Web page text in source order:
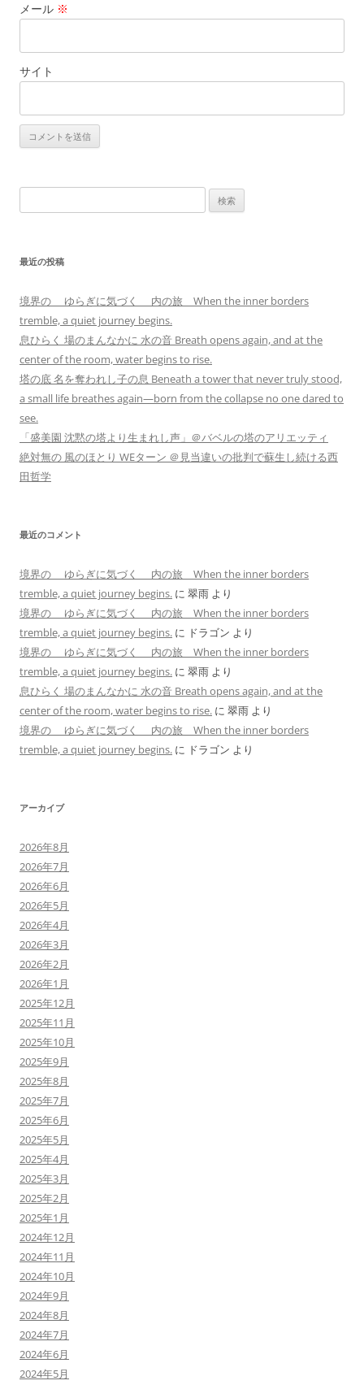
メール ※
サイト
索:
最近の投稿
境界の ゆらぎに気づく 内の旅 When the inner borders
tremble, a quiet journey begins.
息ひらく 場のまんなかに 水の音 Breath opens again, and at the
center of the room, water begins to rise.
塔の底 名を奪われし子の息 Beneath a tower that never truly stood,
a small life breathes again—born from the collapse no one dared to
see.
「盛美園 沈黙の塔より生まれし声」＠バベルの塔のアリエッティ
絶対無の 風のほとり WEターン ＠見当違いの批判で蘇生し続ける西
田哲学
最近のコメント
境界の ゆらぎに気づく 内の旅 When the inner borders
tremble, a quiet journey begins. に 翠雨 より
境界の ゆらぎに気づく 内の旅 When the inner borders
tremble, a quiet journey begins. に ドラゴン より
境界の ゆらぎに気づく 内の旅 When the inner borders
tremble, a quiet journey begins. に 翠雨 より
息ひらく 場のまんなかに 水の音 Breath opens again, and at the
center of the room, water begins to rise. に 翠雨 より
境界の ゆらぎに気づく 内の旅 When the inner borders
tremble, a quiet journey begins. に ドラゴン より
アーカイブ
2026年8月
2026年7月
2026年6月
2026年5月
2026年4月
2026年3月
2026年2月
2026年1月
2025年12月
2025年11月
2025年10月
2025年9月
2025年8月
2025年7月
2025年6月
2025年5月
2025年4月
2025年3月
2025年2月
2025年1月
2024年12月
2024年11月
2024年10月
2024年9月
2024年8月
2024年7月
2024年6月
2024年5月